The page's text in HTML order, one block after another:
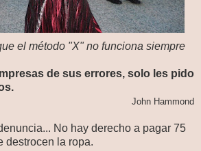
el método "X" no funciona siempre
de sus errores, solo les pido
John Hammond
No hay derecho a pagar 75
destrocen la ropa.